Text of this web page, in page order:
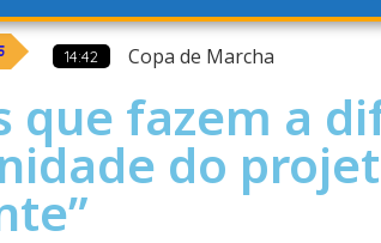
14:42 Copa de Marcha
que fazem a
do